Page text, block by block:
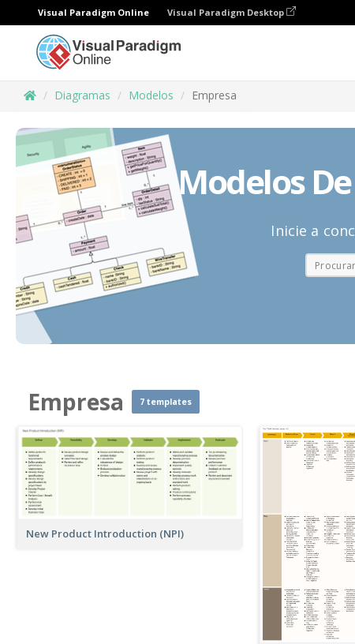
Visual Paradigm Online Visual Paradigm Desktop
Diagramas Modelos Empresa
Modelos
Inicie a
Empresa 7 templates
New Product Introduction (NPI)